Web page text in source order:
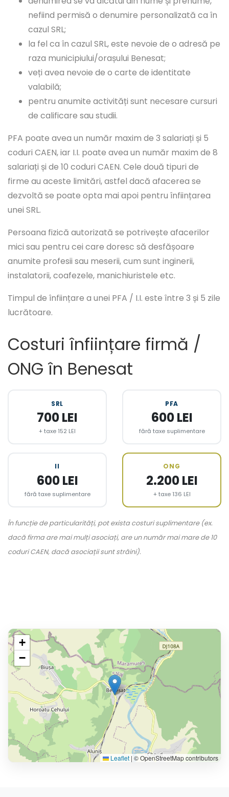
nefiind permisă o denumire personalizată ca în
cazul SRL;
la fel ca în cazul SRL, este nevoie de o adresă pe
raza municipiului/orașului Benesat;
veți avea nevoie de o carte de identitate
valabilă;
pentru anumite activități sunt necesare cursuri
de calificare sau studii.
PFA poate avea un număr maxim de 3 salariați și 5
coduri CAEN, iar I.I. poate avea un număr maxim de 8
salariați și de 10 coduri CAEN. Cele două tipuri de
firme au aceste limitări, astfel dacă afacerea se
dezvoltă se poate opta mai apoi pentru înființarea
unei SRL.
Persoana fizică autorizată se potrivește afacerilor
mici sau pentru cei care doresc să desfășoare
anumite profesii sau meserii, cum sunt inginerii,
instalatorii, coafezele, manichiuristele etc.
Timpul de înființare a unei PFA / I.I. este între 3 și 5 zile
lucrătoare.
Costuri înființare firmă /
ONG în Benesat
SRL
700 LEI
+ taxe 152 LEI
PFA
600 LEI
fără taxe suplimentare
II
600 LEI
fără taxe suplimentare
ONG
2.200 LEI
+ taxe 136 LEI
În funcție de particularități, pot exista costuri suplimentare (ex.
dacă firma are mai mulți asociați, are un număr mai mare de 10
coduri CAEN, dacă asociații sunt străini).
+
−
Leaflet |© OpenStreetMap contributors